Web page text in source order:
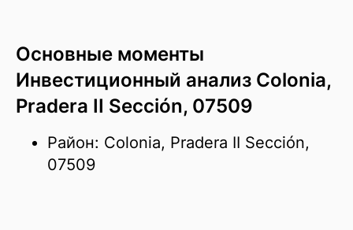
Основные моменты
Инвестиционный анализ Colonia,
Pradera II Sección, 07509
Район: Colonia, Pradera II Sección,
07509